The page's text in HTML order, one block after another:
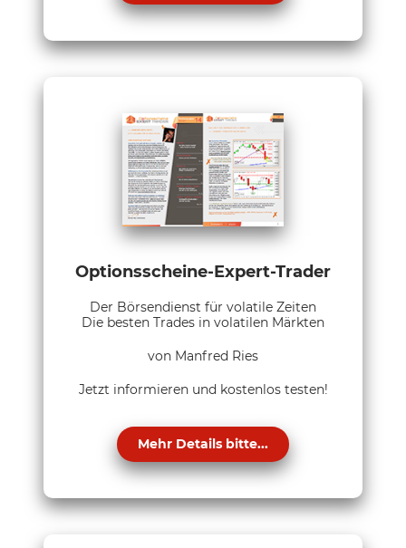
Optionsscheine-Expert-Trader
Der Börsendienst für volatile Zeiten
Die besten Trades in volatilen Märkten
von Manfred Ries
Jetzt informieren und kostenlos testen!
Mehr Details bitte...